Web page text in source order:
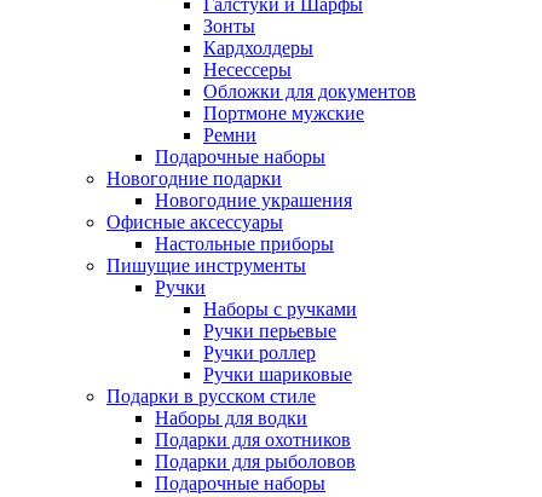
Галстуки и Шарфы
Зонты
Кардхолдеры
Несессеры
Обложки для документов
Портмоне мужские
Ремни
Подарочные наборы
Новогодние подарки
Новогодние украшения
Офисные аксессуары
Настольные приборы
Пишущие инструменты
Ручки
Наборы с ручками
Ручки перьевые
Ручки роллер
Ручки шариковые
Подарки в русском стиле
Наборы для водки
Подарки для охотников
Подарки для рыболовов
Подарочные наборы